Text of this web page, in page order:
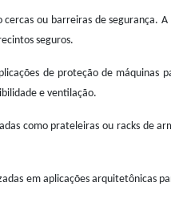
cercas ou barreiras de
seguros.
de proteção de
e ventilação.
como prateleiras ou racks de
em aplicações arquitetônicas